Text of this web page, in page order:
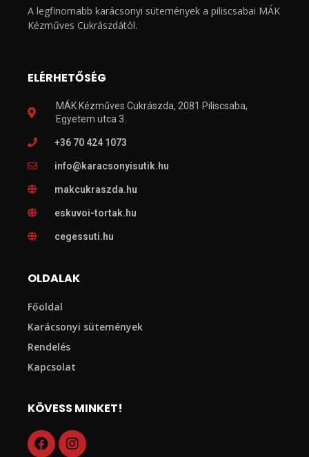
A legfinomabb karácsonyi sütemények a piliscsabai MÁK
Kézműves Cukrászdától.
ELÉRHETŐSÉG
MÁK Kézműves Cukrászda, 2081 Piliscsaba,
Egyetem utca 3.
+36 70 424 1073
info@karacsonyisutik.hu
makcukraszda.hu
eskuvoi-tortak.hu
cegessuti.hu
OLDALAK
Főoldal
Karácsonyi sütemények
Rendelés
Kapcsolat
KÖVESS MINKET!